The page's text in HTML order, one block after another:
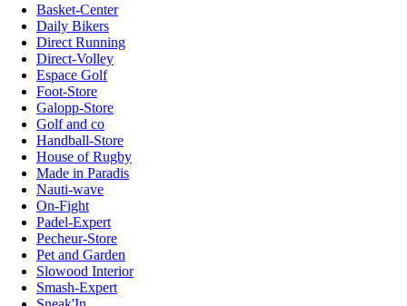
Basket-Center
Daily Bikers
Direct Running
Direct-Volley
Espace Golf
Foot-Store
Galopp-Store
Golf and co
Handball-Store
House of Rugby
Made in Paradis
Nauti-wave
On-Fight
Padel-Expert
Pecheur-Store
Pet and Garden
Slowood Interior
Smash-Expert